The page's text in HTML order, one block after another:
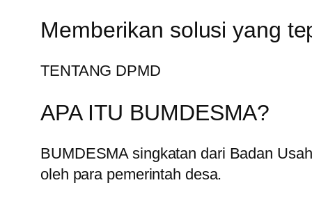
Memberikan solusi yang
TENTANG DPMD
APA ITU BUMDESMA?
BUMDESMA singkatan dari Badan
oleh para pemerintah desa.